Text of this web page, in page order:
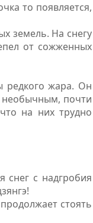
то появляется,
земель. На снегу
от сожженных
редкого жара. Он
необычным, почти
на них трудно
с надгробия
стоять